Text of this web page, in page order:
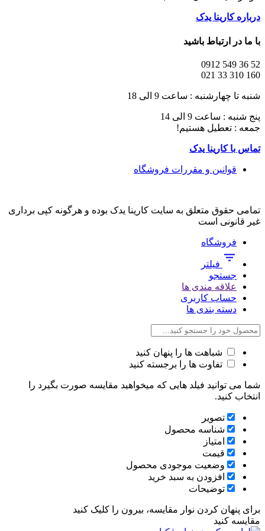
درباره کارینا یدک
با ما در ارتباط باشید
52 36 549 0912
160 310 33 021
شنبه تا چهارشنبه : ساعت 9 الی 18
پنج شنبه : ساعت 9 الی 14
جمعه : تعطیل هستیم!
تماس با کارینا یدک
قوانین و مقررات فروشگاه
تمامی حقوق متعلق به سایت کارینا یدک بوده و هرگونه کپی برداری
غیر قانونی است
فروشگاه
فیلتر
جستجو
علاقه مندی ها
حساب کاربری
دسته بندی ها
شباهت ها را پنهان کنید
تفاوت ها را برجسته کنید
شما می توانید فیلد هایی که میخواهید مقایسه صورت بگیرد را
انتخاب کنید.
تصویر
شناسه محصول
امتیاز
قیمت
وضعیت موجودی محصول
افزودن به سبد خرید
توضیحات
برای پنهان کردن نوار مقایسه، بیرون را کلیک کنید
مقایسه کنید